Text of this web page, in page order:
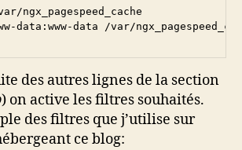
ngx_pagespeed_cache
data:www-data /var/
des autres lignes de la section
) on active les filtres souhaités.
des filtres que j’utilise sur
ce blog: